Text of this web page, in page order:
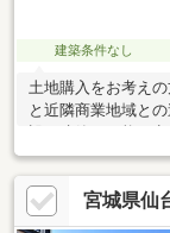
建築条件なし
土地購入をお考え
と近隣商業地域と
す。利便性の高い
条件も兼ね備えて
の出し入れもラク
た土地はこちらで
宮城県仙